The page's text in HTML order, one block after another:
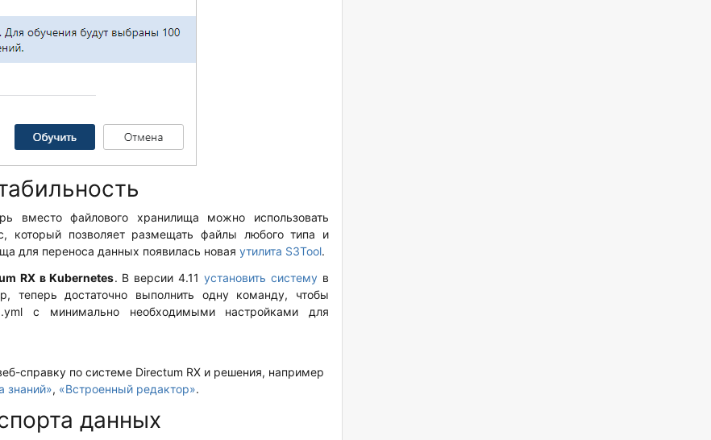
вместо файлового хранилища можно использовать
который позволяет размещать файлы любого типа и
для переноса данных появилась новая утилита S3Tool.
RX в Kubernetes. В версии 4.11установить систему в
теперь достаточно выполнить одну команду, чтобы
с минимально необходимыми настройками для
справку по системе Directum RX и решения, например
знаний», «Встроенный редактор».
данных